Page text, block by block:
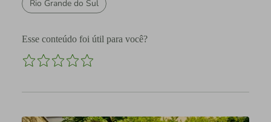
Rio Grande do Sul
Esse conteúdo foi útil para você?